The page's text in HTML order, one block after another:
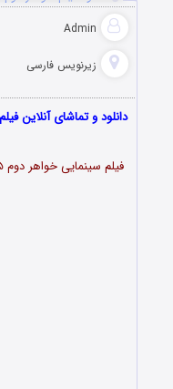
Admin
زیرنویس فارسی
فیلم سینمایی خواهر دوم ۲۰۲۵ با کیفیت 1080p & 720p & 480p